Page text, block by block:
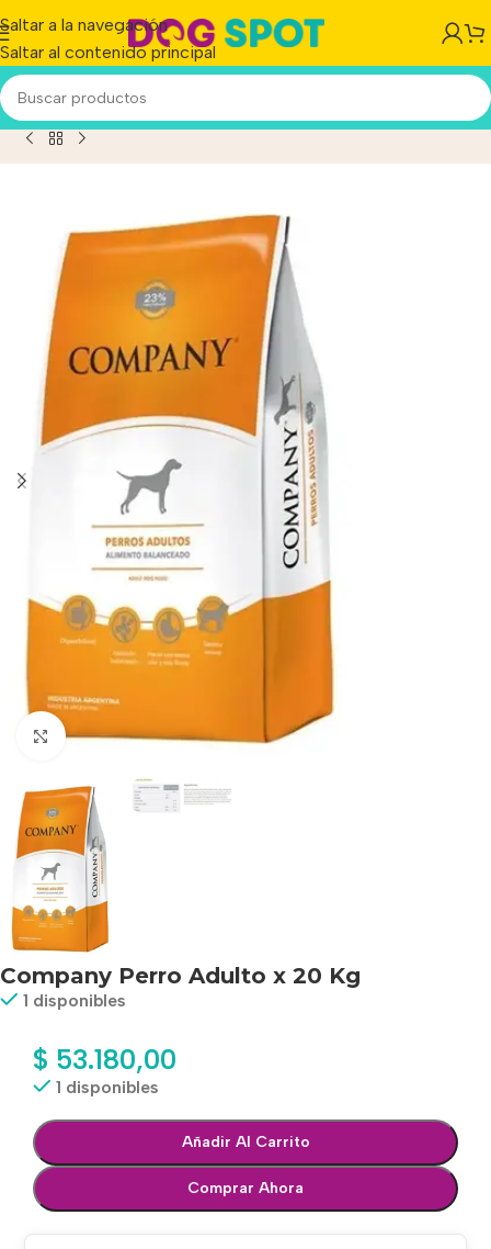
Saltar a la navegación
Saltar al contenido principal
Inicio/ Producto/
Haga clic para ampliar
Company Perro Adulto x 20 Kg
1 disponibles
$ 53.180,00
1 disponibles
Añadir Al Carrito
Comprar Ahora